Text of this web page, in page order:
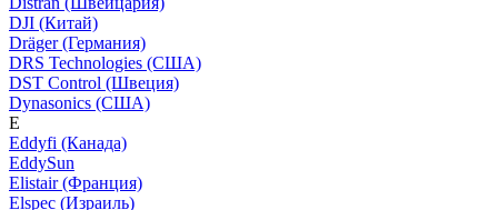
DJI (Китай)
Dräger (Германия)
DRS Technologies (США)
DST Control (Швеция)
Dynasonics (США)
E
Eddyfi (Канада)
EddySun
Elistair (Франция)
Elspec (Израиль)